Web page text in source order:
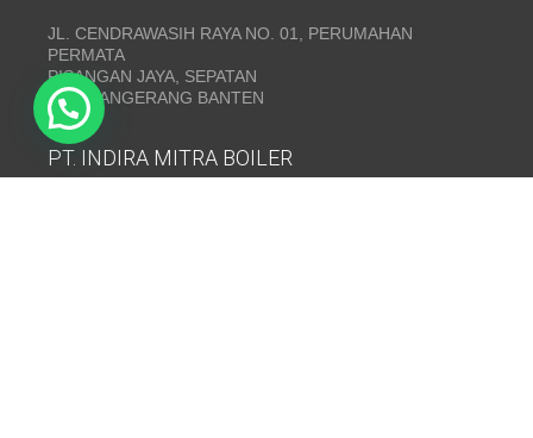
JL. CENDRAWASIH RAYA NO. 01, PERUMAHAN
PERMATA
PISANGAN JAYA, SEPATAN
KAB. TANGERANG BANTEN
PT. INDIRA MITRA BOILER